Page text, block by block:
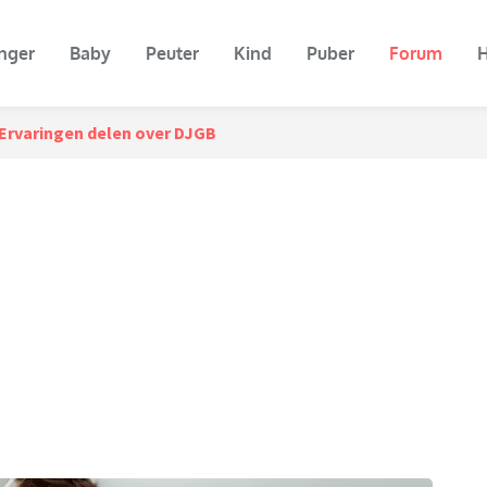
Baby Peuter Kind Puber Forum
delen over DJGB